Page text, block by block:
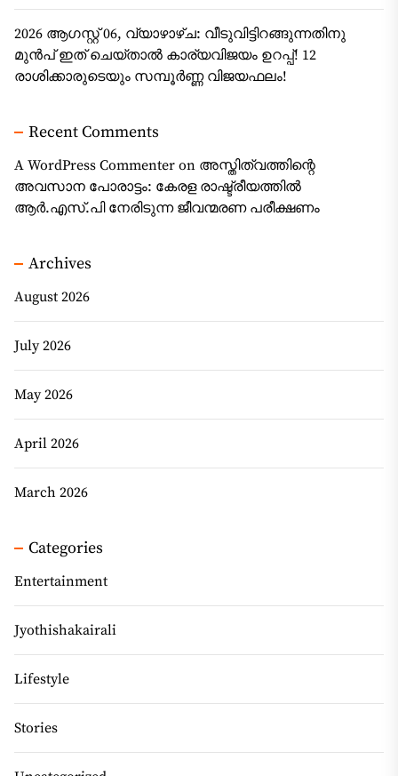
2026 ആഗസ്റ്റ് 06, വ്യാഴാഴ്‌ച: വീടുവിട്ടിറങ്ങുന്നതിനു
മുൻപ് ഇത് ചെയ്താൽ കാര്യവിജയം ഉറപ്പ്! 12
രാശിക്കാരുടെയും സമ്പൂർണ്ണ വിജയഫലം!
Recent Comments
A WordPress Commenter on അസ്തിത്വത്തിന്റെ
അവസാന പോരാട്ടം: കേരള രാഷ്ട്രീയത്തിൽ
ആർ.എസ്.പി നേരിടുന്ന ജീവന്മരണ പരീക്ഷണം
Archives
August 2026
July 2026
May 2026
April 2026
March 2026
Categories
Entertainment
Jyothishakairali
Lifestyle
Stories